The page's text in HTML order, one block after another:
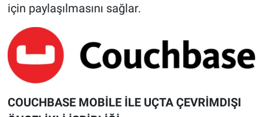
için paylaşılmasını sağlar.
COUCHBASE MOBİLE İLE UÇTA ÇEVRİMDIŞI